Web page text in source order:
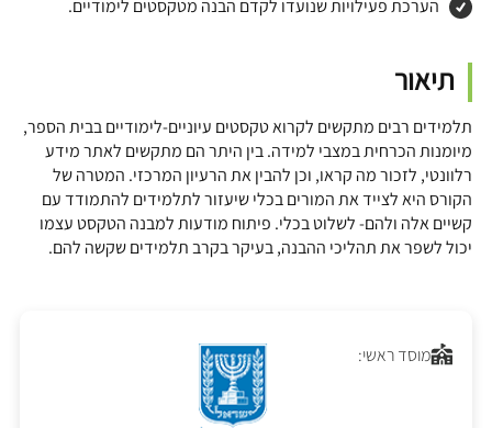
הערכת פעילויות שנועדו לקדם הבנה מטקסטים לימודיים.
תיאור
תלמידים רבים מתקשים לקרוא טקסטים עיוניים-לימודיים בבית הספר,
מיומנות הכרחית במצבי למידה. בין היתר הם מתקשים לאתר מידע
רלוונטי, לזכור מה קראו, וכן להבין את הרעיון המרכזי. המטרה של
הקורס היא לצייד את המורים בכלי שיעזור לתלמידים להתמודד עם
קשיים אלה ולהם- לשלוט בכלי. פיתוח מודעות למבנה הטקסט עצמו
יכול לשפר את תהליכי ההבנה, בעיקר בקרב תלמידים שקשה להם.
מוסד ראשי: